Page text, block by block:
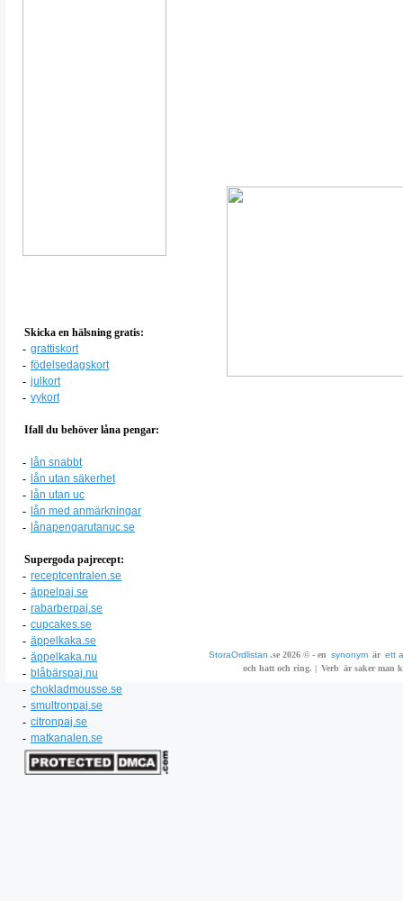
Skicka en hälsning gratis:
- grattiskort
- födelsedagskort
- julkort
- vykort
Ifall du behöver låna pengar:
- lån snabbt
- lån utan säkerhet
- lån utan uc
- lån med anmärkningar
- lånapengarutanuc.se
Supergoda pajrecept:
- receptcentralen.se
- äppelpaj.se
- rabarberpaj.se
- cupcakes.se
- äppelkaka.se
- äppelkaka.nu
- blåbärspaj.nu
- chokladmousse.se
- smultronpaj.se
- citronpaj.se
- matkanalen.se
StoraOrdlistan .se 2026 © - en synonym är ett
och hatt och ring. | Verb är saker man